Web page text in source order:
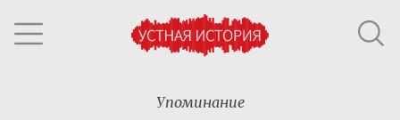
Упоминание